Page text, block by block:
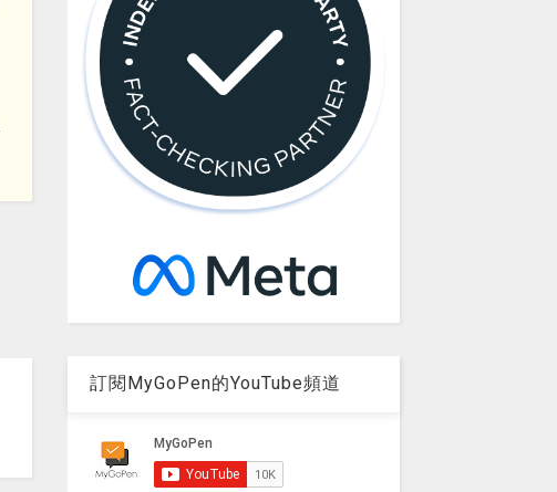
訂閱MyGoPen的YouTube頻道